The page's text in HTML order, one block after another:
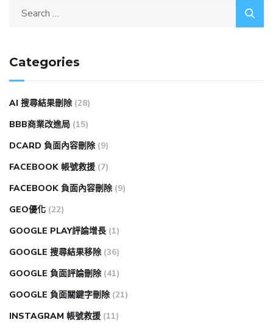
Categories
AI 搜尋結果刪除 (28)
BBB商業改進局 (15)
DCARD 負面內容刪除 (9)
FACEBOOK 帳號救援 (7)
FACEBOOK 負面內容刪除 (9)
GEO優化 (22)
GOOGLE PLAY評論增長 (1)
GOOGLE 搜尋結果移除 (36)
GOOGLE 負面評論刪除 (41)
GOOGLE 負面關鍵字刪除 (21)
INSTAGRAM 帳號救援 (11)